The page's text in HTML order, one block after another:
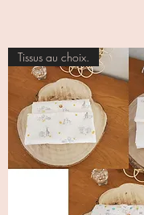
Tissus au choix.